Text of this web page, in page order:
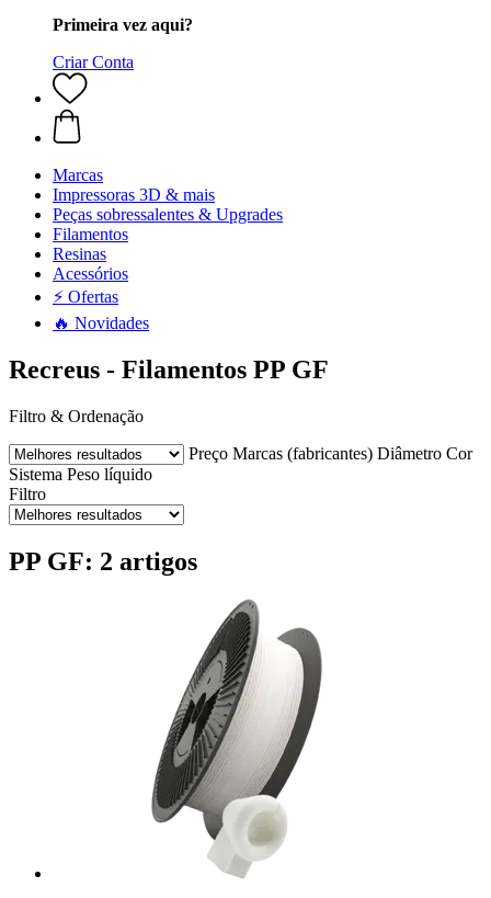
Primeira vez aqui?
Criar Conta
Marcas
Impressoras 3D & mais
Peças sobressalentes & Upgrades
Filamentos
Resinas
Acessórios
⚡ Ofertas
🔥 Novidades
Recreus - Filamentos PP GF
Filtro & Ordenação
Preço Marcas (fabricantes) Diâmetro Cor
Sistema Peso líquido
Filtro
PP GF: 2 artigos